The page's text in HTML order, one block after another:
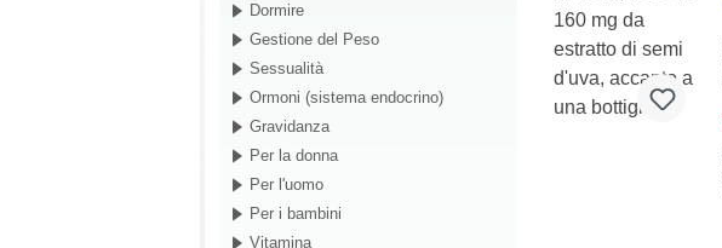
Dormire
Gestione del Peso
Sessualità
Ormoni (sistema endocrino)
Gravidanza
Per la donna
Per l'uomo
Per i bambini
Vitamina